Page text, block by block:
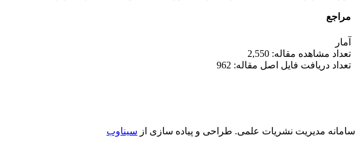
مراجع
آمار
تعداد مشاهده مقاله: 2,550
تعداد دریافت فایل اصل مقاله: 962
سامانه مدیریت نشریات علمی. طراحی و پیاده سازی از سیناوب